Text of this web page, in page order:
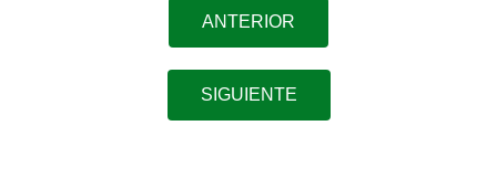
ANTERIOR
SIGUIENTE